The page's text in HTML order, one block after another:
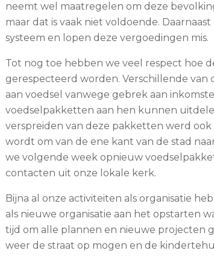
neemt wel maatregelen om deze
maar dat is vaak niet voldoende.
systeem en lopen deze vergoedingen mis.
Tot nog toe hebben we veel respect hoe
gerespecteerd worden. Verschillende
aan voedsel vanwege gebrek aan
voedselpakketten aan hen kunnen
verspreiden van deze pakketten werd
wordt om van de ene kant van de stad
we volgende week opnieuw
contacten uit onze lokale kerk.
Bijna al onze activiteiten als organisatie
als nieuwe organisatie aan het opstarten
tijd om alle plannen en nieuwe projecten
weer de straat op mogen en de